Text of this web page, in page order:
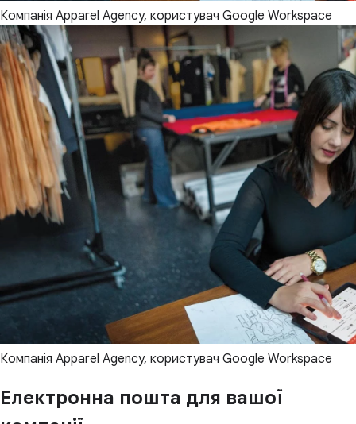
Компанія Apparel Agency, користувач Google Workspace
Компанія Apparel Agency, користувач Google Workspace
Електронна пошта для вашої